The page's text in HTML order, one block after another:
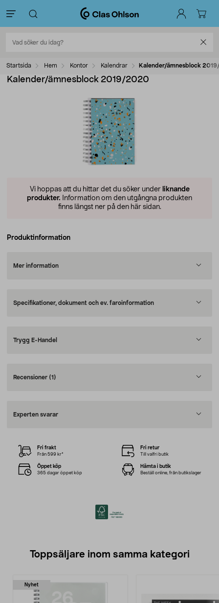
Startsida Hem Kontor Kalendrar Kalender/ämnesblock
Kalender/ämnesblock 2019/2020
Vi hoppas att du hittar det du söker under liknande
produkter. Information om den utgångna produkten
finns längst ner på den här sidan.
Produktinformation
Mer information
Specifikationer, dokument och ev. faroinformation
Trygg E-Handel
Recensioner (1)
Experten svarar
Fri frakt
Från 599 kr*
Fri retur
Till valfri butik
Öppet köp
365 dagar öppet köp
Hämta i butik
Beställ online, från butikslager
Toppsäljare inom samma kategori
Nyhet